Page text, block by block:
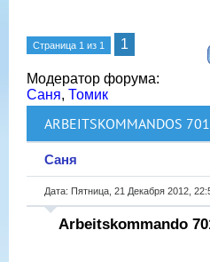
Страница 1 из 1 1
Модератор форума:
Саня, Томик
ARBEITSKOMMANDOS
Саня
Дата: Пятница, 21 Декабря 2012,
Arbeitskommando